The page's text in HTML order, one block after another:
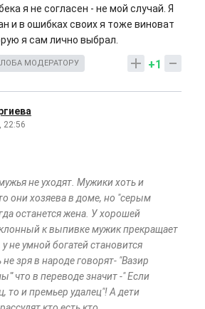
я не согласен - не мой случай. Я
и в ошибках своих я тоже виноват
я сам лично выбрал.
+1
МОДЕРАТОРУ
22:56
не уходят. Мужики хоть и
они хозяева в доме, но "серым
останется жена. У хорошей
к выпивке мужик прекращает
не умной богатей становится
зря в народе говорят- "Вазир
что в переводе значит -" Если
то и премьер удалец"! А дети